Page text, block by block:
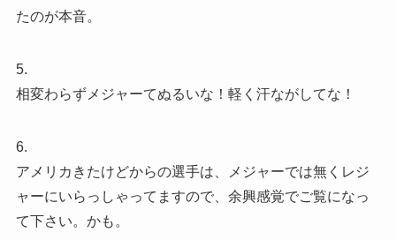
たのが本音。
5.
相変わらずメジャーてぬるいな！軽く汗ながしてな！
6.
アメリカきたけどからの選手は、メジャーでは無くレジ
ャーにいらっしゃってますので、余興感覚でご覧になっ
て下さい。かも。